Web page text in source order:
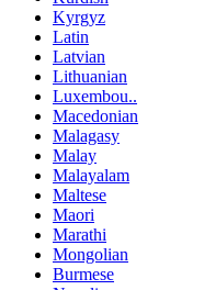
Kyrgyz
Latin
Latvian
Lithuanian
Luxembou..
Macedonian
Malagasy
Malay
Malayalam
Maltese
Maori
Marathi
Mongolian
Burmese